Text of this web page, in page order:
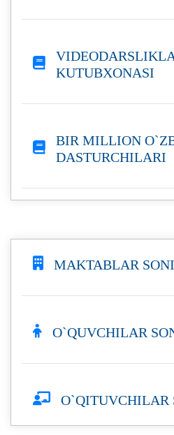
KUTUBXONASI
BIR MILLION
DASTURCHILARI
MAKTABLAR
O`QUVCHILAR
O`QITUVCHILAR